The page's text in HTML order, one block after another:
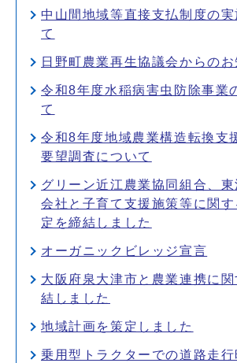
中山間地域等直接支払制度の
て
日野町農業再生協議会からの
令和8年度水稲病害虫防除事業
て
令和8年度地域農業構造転換支
要望調査について
グリーン近江農業協同組合、
会社と子育て支援施策等に関
定を締結しました
オーガニックビレッジ宣言
大阪府泉大津市と農業連携に
結しました
地域計画を策定しました
乗用型トラクターでの道路走